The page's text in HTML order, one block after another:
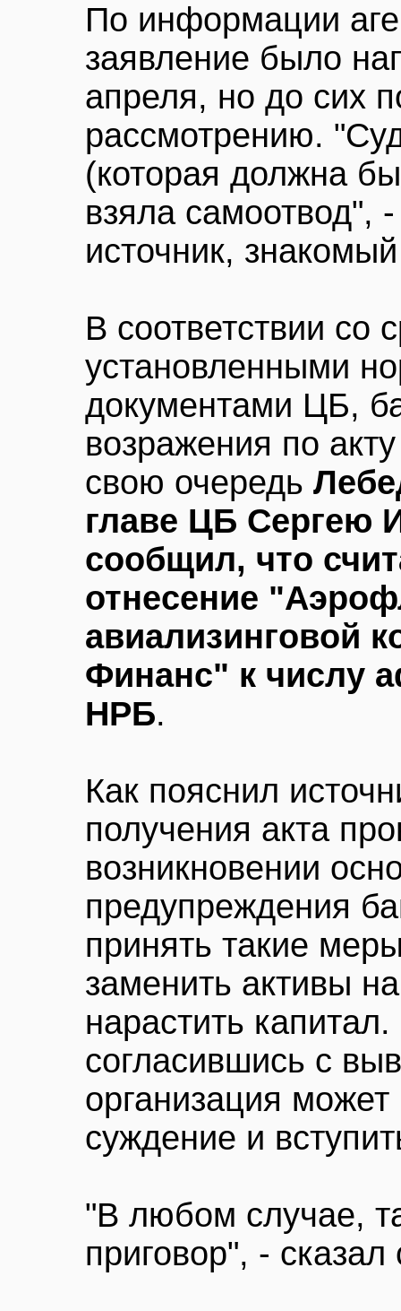
По информации
заявление было
апреля, но до сих
рассмотрению.
(которая должна
взяла самоотвод",
источник,
В соответствии со
установленными
документами ЦБ,
возражения по
свою очередь
главе ЦБ Сергею
сообщил, что
отнесение
авиализинговой
Финанс" к числу
НРБ.
Как пояснил
получения акта
возникновении
предупреждения
принять такие
заменить активы
нарастить
согласившись с
организация может
суждение и
"В любом случае,
приговор", - сказал